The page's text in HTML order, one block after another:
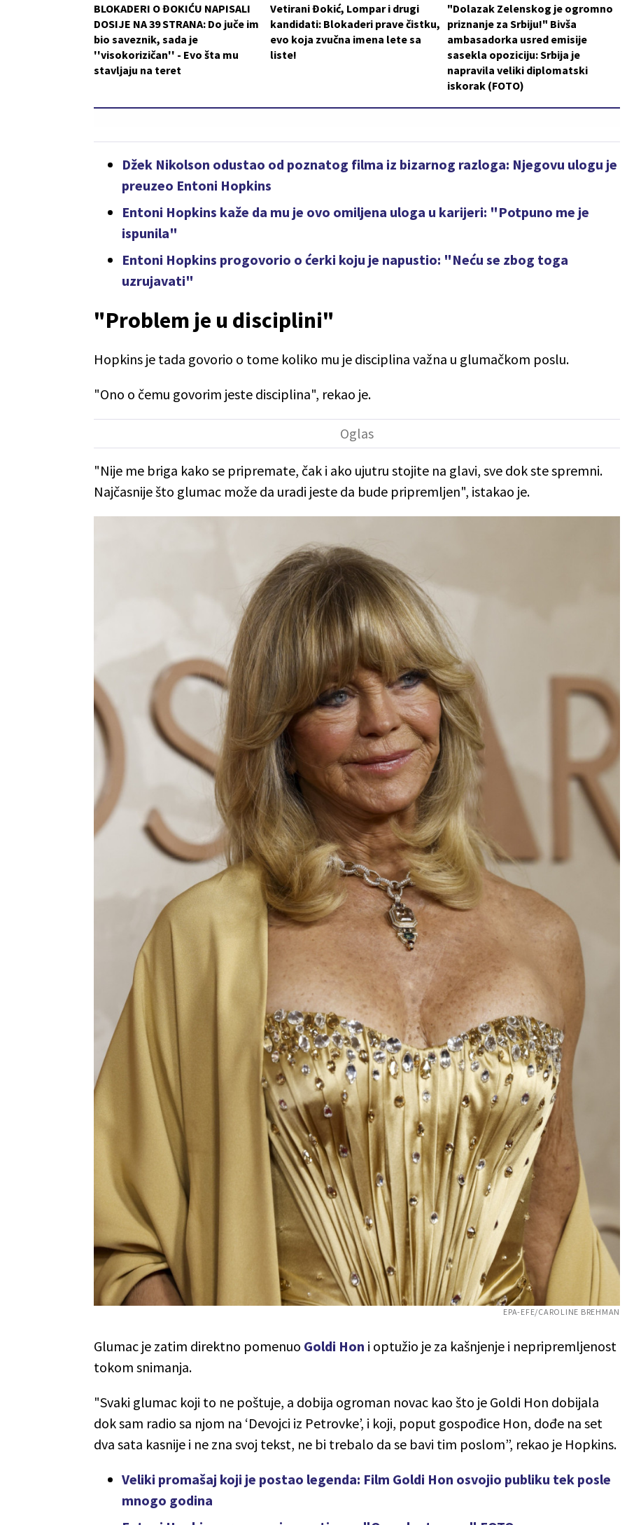
BLOKADERI O ĐOKIĆU NAPISALI
DOSIJE NA 39 STRANA: Do juče im
bio saveznik, sada je
''visokorizičan'' - Evo šta mu
stavljaju na teret
Vetirani Đokić, Lompar i drugi
kandidati: Blokaderi prave čistku,
evo koja zvučna imena lete sa
liste!
"Dolazak Zelenskog je ogromno
priznanje za Srbiju!" Bivša
ambasadorka usred emisije
sasekla opoziciju: Srbija je
napravila veliki diplomatski
iskorak (FOTO)
Džek Nikolson odustao od poznatog filma iz bizarnog razloga: Njegovu ulogu je
preuzeo Entoni Hopkins
Entoni Hopkins kaže da mu je ovo omiljena uloga u karijeri: "Potpuno me je
ispunila"
Entoni Hopkins progovorio o ćerki koju je napustio: "Neću se zbog toga
uzrujavati"
"Problem je u disciplini"
Hopkins je tada govorio o tome koliko mu je disciplina važna u glumačkom poslu.
"Ono o čemu govorim jeste disciplina", rekao je.
"Nije me briga kako se pripremate, čak i ako ujutru stojite na glavi, sve dok ste spremni.
Najčasnije što glumac može da uradi jeste da bude pripremljen", istakao je.
EPA-EFE/CAROLINE BREHMAN
Glumac je zatim direktno pomenuo Goldi Hon i optužio je za kašnjenje i nepripremljenost
tokom snimanja.
"Svaki glumac koji to ne poštuje, a dobija ogroman novac kao što je Goldi Hon dobijala
dok sam radio sa njom na ‘Devojci iz Petrovke’, i koji, poput gospođice Hon, dođe na set
dva sata kasnije i ne zna svoj tekst, ne bi trebalo da se bavi tim poslom”, rekao je Hopkins.
Veliki promašaj koji je postao legenda: Film Goldi Hon osvojio publiku tek posle
mnogo godina